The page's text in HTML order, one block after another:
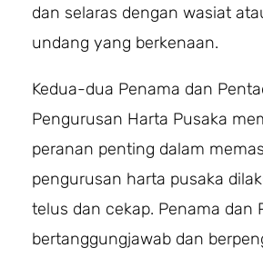
dan selaras dengan wasiat
undang yang berkenaan.
Kedua-dua Penama dan
Pengurusan Harta Pusaka
peranan penting dalam
pengurusan harta pusaka
telus dan cekap. Penama dan
bertanggungjawab dan